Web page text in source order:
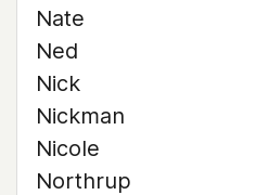
Nate
Ned
Nick
Nickman
Nicole
Northrup